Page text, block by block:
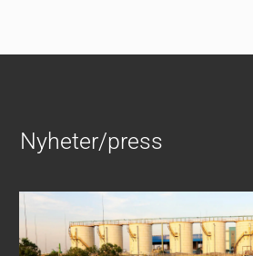
Nyheter/press